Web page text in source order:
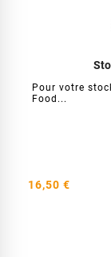
Pour votre
Food...
16,50 €